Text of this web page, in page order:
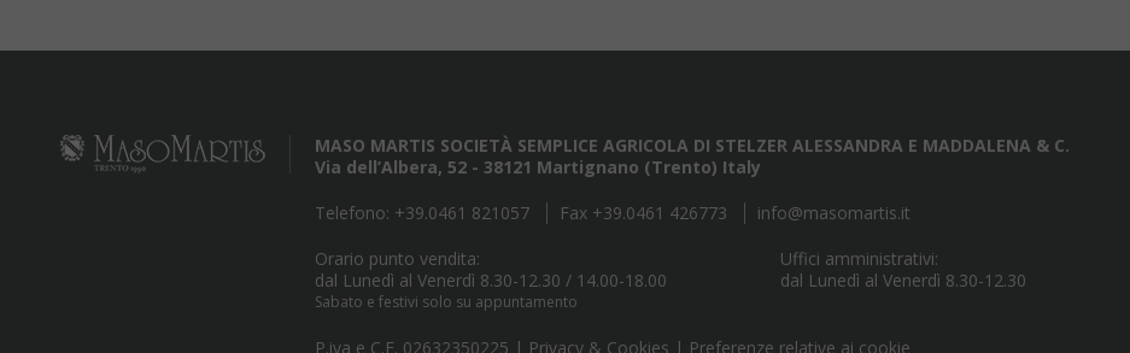
MASO MARTIS SOCIETÀ SEMPLICE AGRICOLA DI STELZER ALESSANDRA E MADDALENA & C.
Via dell’Albera, 52 - 38121 Martignano (Trento) Italy
Telefono: +39.0461 821057 Fax +39.0461 426773
info@masomartis.it
Orario punto vendita:
dal Lunedì al Venerdì 8.30-12.30 / 14.00-18.00
Sabato e festivi solo su appuntamento
Uffici amministrativi:
dal Lunedì al Venerdì 8.30-12.30
P.iva e C.F. 02632350225 | Privacy & Cookies | Preferenze relative ai cookie